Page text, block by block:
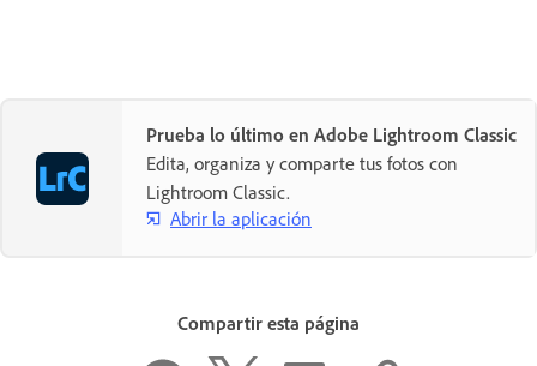
Prueba lo último en Adobe Lightroom Classic
Edita, organiza y comparte tus fotos con
Lightroom Classic.
Abrir la aplicación
Compartir esta página